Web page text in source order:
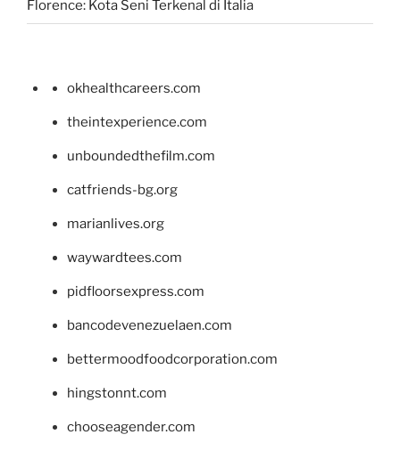
Florence: Kota Seni Terkenal di Italia
okhealthcareers.com
theintexperience.com
unboundedthefilm.com
catfriends-bg.org
marianlives.org
waywardtees.com
pidfloorsexpress.com
bancodevenezuelaen.com
bettermoodfoodcorporation.com
hingstonnt.com
chooseagender.com